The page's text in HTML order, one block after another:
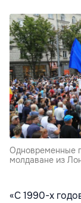
Одновременные
молдаване из
«С 1990-х